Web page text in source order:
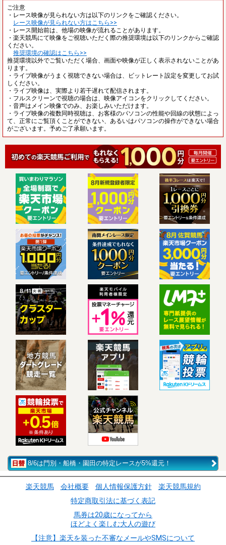
ご注意
・レース映像が見られない方は以下のリンクをご確認ください。
レース映像が見られない方はこちら>>
・レース開始前は、他場の映像が流れることがあります。
・楽天競馬にて映像をご視聴いただく際の推奨環境は以下のリンクからご確認
ください。
推奨環境の確認はこちら>>
推奨環境以外でご覧いただく場合、画面や映像が正しく表示されないことがあ
ります。
・ライブ映像がうまく視聴できない場合は、ビットレート設定を変更してお試
しください。
・ライブ映像は、実際より若干遅れて配信されます。
・フルスクリーンで視聴の場合は、映像アイコンをクリックしてください。
・音声はメイン映像でのみ、お楽しみいただけます。
・ライブ映像の複数同時視聴は、お客様のパソコンの性能や回線の状態によっ
て、正常にご覧頂くことができない、あるいはパソコンの操作ができない場合
がございます。予めご了承願います。
8/6は門別・船橋・園田の特定レースが5%還元！
楽天競馬 会社概要 個人情報保護方針
楽天競馬規約
特定商取引法に基づく表記
馬券は20歳になってから
ほどよく楽しむ大人の遊び
【注意】楽天を装った不審なメールやSMSについて